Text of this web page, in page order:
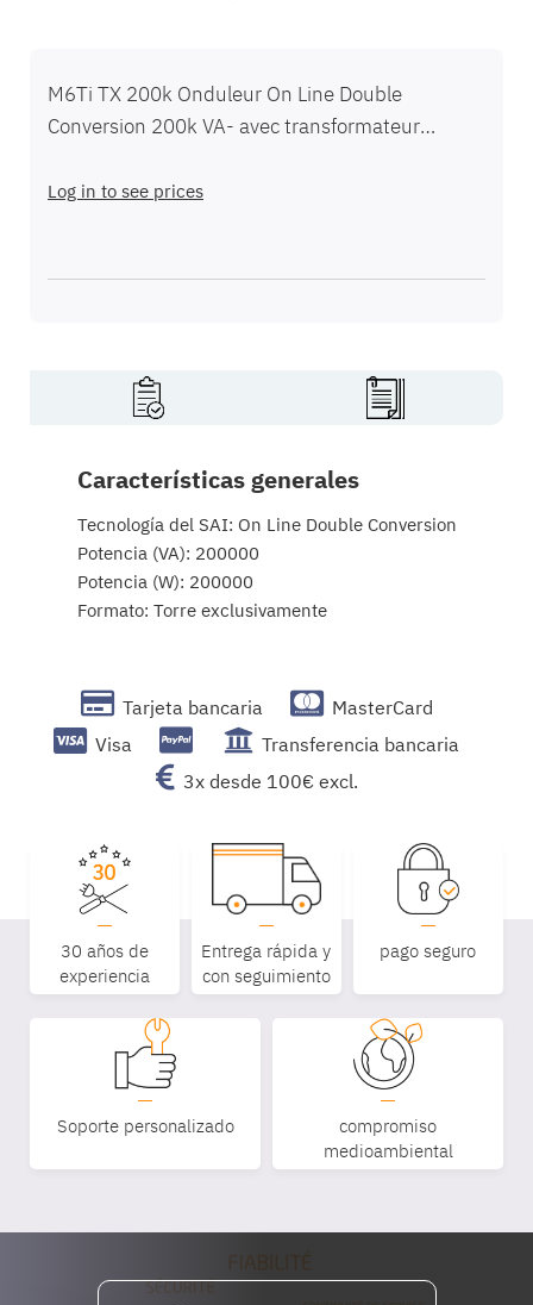
M6Ti TX 200k Onduleur On Line Double
Conversion 200k VA- avec transformateur
Log in to see prices
comienzo
galería
Características generales
Tecnología del SAI: On Line Double Conversion
Potencia (VA): 200000
Potencia (W): 200000
Formato: Torre exclusivamente
Tarjeta bancaria
MasterCard
Visa
Transferencia bancaria
3x desde 100€ excl.
30 años de
experiencia
Entrega rápida y
con seguimiento
pago seguro
Soporte personalizado
compromiso
medioambiental